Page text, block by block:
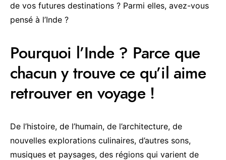
de vos futures destinations ? Parmi elles, avez-vous
pensé à l’Inde ?
Pourquoi l’Inde ? Parce que
chacun y trouve ce qu’il aime
retrouver en voyage !
De l’histoire, de l’humain, de l’architecture, de
nouvelles explorations culinaires, d’autres sons,
musiques et paysages, des régions qui varient de